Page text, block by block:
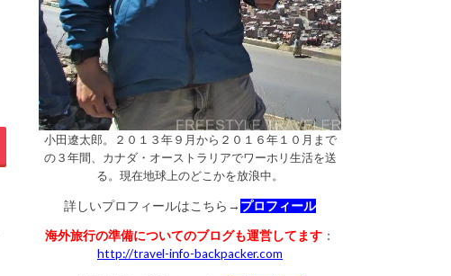
小田遼太郎。２０１３年９月から２０１６年１０月まで
の３年間、カナダ・オーストラリアでワーホリ生活を送
る。現在地球上のどこかを放浪中。
詳しいプロフィールはこちら→ プロフィール
海外旅行の準備についてのブログも運営してます ：
http://travel-info-backpacker.com